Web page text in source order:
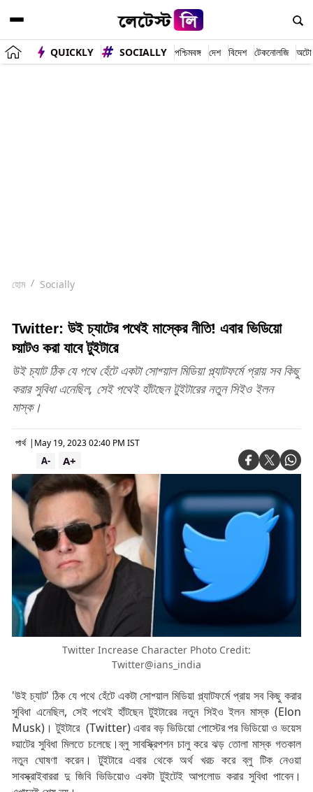
QUICKLY SOCIALLY পশ্চিমবঙ্গ দেশ বিদেশ টেকনোলজি অটো
হোম Socially
Twitter: উই চ্যাটের পথেই মাস্কের নীতি! এবার ভিডিয়ো
চ্য়াটও করা যাবে টুইটারে
উই চ্যাট ঠিক যে পথে হেঁটে একটা সোশ্য়াল মিডিয়া প্ল্যাটফর্মে প্রায় সব কিছু
করার সুবিধা এনেছিল, সেই পথেই হাঁটছেন টুইটারের নতুন সিইও ইলন
মাস্ক।
পার্থ | May 19, 2023 02:40 PM IST
A+
A-
Twitter Increase Character Photo Credit:
Twitter@ians_india
'উই চ্যাট' ঠিক যে পথে হেঁটে একটা সোশ্য়াল মিডিয়া প্ল্যাটফর্মে প্রায় সব কিছু করার
সুবিধা এনেছিল, সেই পথেই হাঁটছেন টুইটারের নতুন সিইও ইলন মাস্ক (Elon
Musk)। টুইটারে (Twitter) এবার বড় ভিডিয়ো পোস্টের পর ভিডিয়ো ও ভয়েস
চ্য়াটের সুবিধা মিলতে চলেছে।ব্লু সাবস্ক্রিপশন চালু করে ঝড় তোলা মাস্ক গতকাল
নতুন ঘোষণা করেন। টুইটারে এবার থেকে অর্থ খরচ করে ব্লু টিক নেওয়া
সাবস্ক্রাইবাররা দু জিবি ভিডিয়োও একটা টুইটেই আপলোড করার সুবিধা পাবেন।